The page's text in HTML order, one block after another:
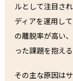
ルとして注目さ
ディアを運用し
の離脱率が高い
った課題を抱え
その主な原因は